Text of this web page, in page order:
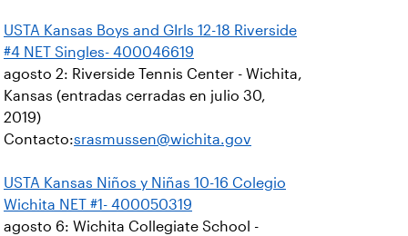
USTA Kansas Boys and GIrls 12-18 Riverside
#4 NET Singles- 400046619
agosto 2: Riverside Tennis Center - Wichita,
Kansas (entradas cerradas en julio 30,
2019)
Contacto:srasmussen@wichita.gov
USTA Kansas Niños y Niñas 10-16 Colegio
Wichita NET #1- 400050319
agosto 6: Wichita Collegiate School -